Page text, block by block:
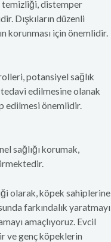
temizliği, distemper
Dışkıların düzenli
korunması için önemlidir.
potansiyel sağlık
edilmesine olanak
edilmesi önemlidir.
sağlığı korumak,
olarak, köpek sahiplerine
farkındalık yaratmayı
amaçlıyoruz. Evcil
ve genç köpeklerin